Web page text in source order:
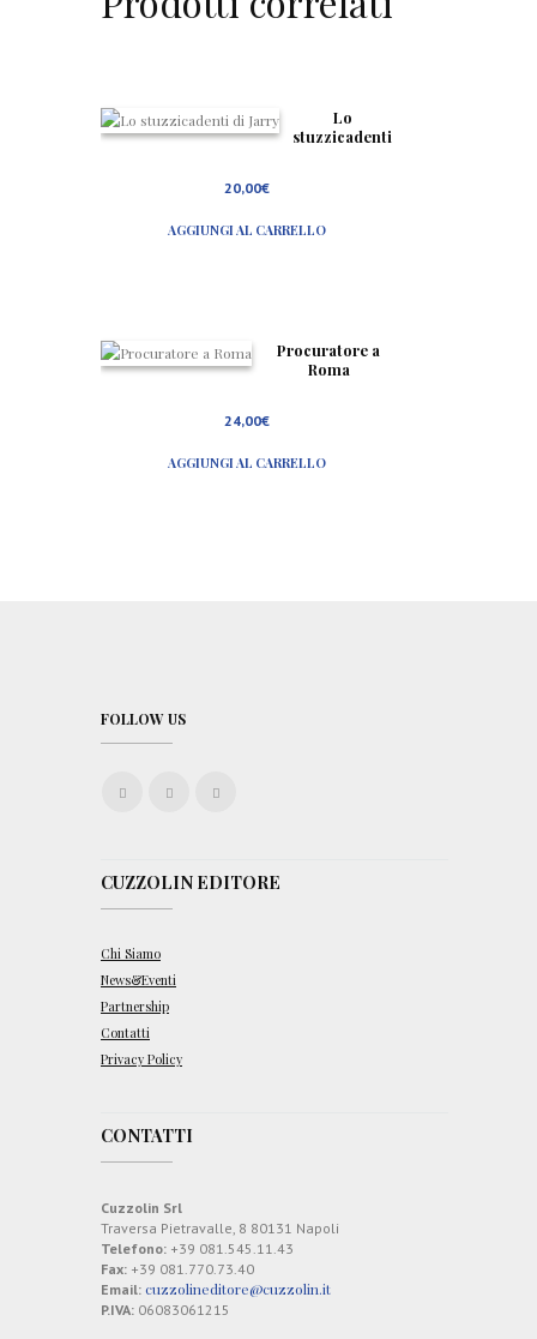
Lo
stuzzicadenti
20,00€
AGGIUNGI AL CARRELLO
Procuratore a
Roma
24,00€
AGGIUNGI AL CARRELLO
FOLLOW US
CUZZOLIN EDITORE
Chi Siamo
News&Eventi
Partnership
Contatti
Privacy Policy
CONTATTI
Cuzzolin Srl
Traversa Pietravalle, 8 80131 Napoli
Telefono: +39 081.545.11.43
Fax: +39 081.770.73.40
Email: cuzzolineditore@cuzzolin.it
P.IVA: 06083061215